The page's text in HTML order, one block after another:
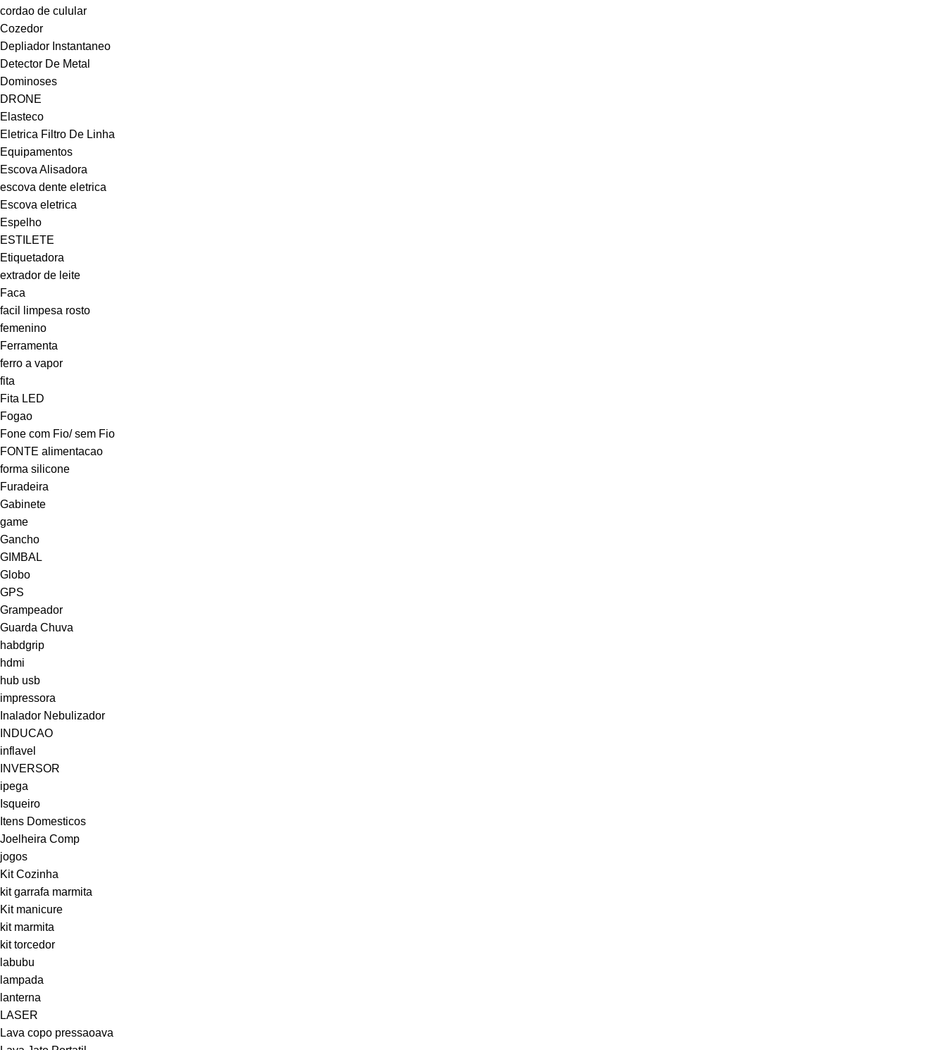
cordao de culular
Cozedor
Depliador Instantaneo
Detector De Metal
Dominoses
DRONE
Elasteco
Eletrica Filtro De Linha
Equipamentos
Escova Alisadora
escova dente eletrica
Escova eletrica
Espelho
ESTILETE
Etiquetadora
extrador de leite
Faca
facil limpesa rosto
femenino
Ferramenta
ferro a vapor
fita
Fita LED
Fogao
Fone com Fio/ sem Fio
FONTE alimentacao
forma silicone
Furadeira
Gabinete
game
Gancho
GIMBAL
Globo
GPS
Grampeador
Guarda Chuva
habdgrip
hdmi
hub usb
impressora
Inalador Nebulizador
INDUCAO
inflavel
INVERSOR
ipega
Isqueiro
Itens Domesticos
Joelheira Comp
jogos
Kit Cozinha
kit garrafa marmita
Kit manicure
kit marmita
kit torcedor
labubu
lampada
lanterna
LASER
Lava copo pressaoava